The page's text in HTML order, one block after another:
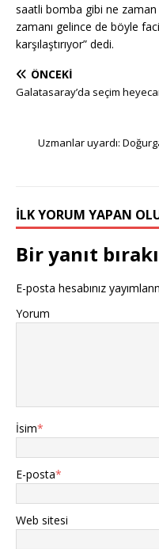
saatli bomba gibi ne
zamanı gelince de böyle
karşılaştırıyor” dedi.
ÖNCEKI
Galatasaray’da seçim
Uzmanlar uyardı:
İLK YORUM YAPAN
Bir yanıt
E-posta hesabınız
Yorum
İsim*
E-posta*
Web sitesi